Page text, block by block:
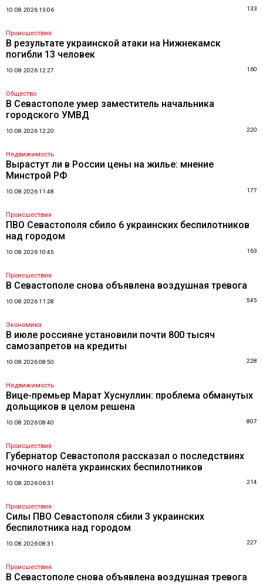
10.08.2026 13:06 133
Происшествия
В результате украинской атаки на Нижнекамск
погибли 13 человек
10.08.2026 12:27 160
Общество
В Севастополе умер заместитель начальника
городского УМВД
10.08.2026 12:20 220
Недвижимость
Вырастут ли в России цены на жилье: мнение
Минстрой РФ
10.08.2026 11:48 177
Происшествия
ПВО Севастополя сбило 6 украинских беспилотников
над городом
10.08.2026 10:45 163
Происшествия
В Севастополе снова объявлена воздушная тревога
10.08.2026 11:28 545
Экономика
В июле россияне установили почти 800 тысяч
самозапретов на кредиты
10.08.2026 08:50 228
Недвижимость
Вице-премьер Марат Хуснуллин: проблема обманутых
дольщиков в целом решена
10.08.2026 08:40 807
Происшествия
Губернатор Севастополя рассказал о последствиях
ночного налёта украинских беспилотников
10.08.2026 06:31 214
Происшествия
Силы ПВО Севастополя сбили 3 украинских
беспилотника над городом
10.08.2026 08:31 227
Происшествия
В Севастополе снова объявлена воздушная тревога